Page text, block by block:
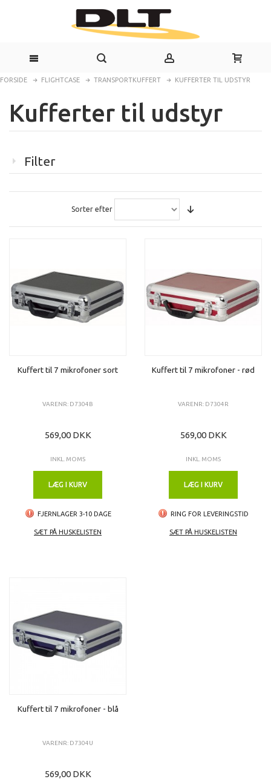
FORSIDE FLIGHTCASE TRANSPORTKUFFERT KUFFERTER TIL UDSTYR
Kufferter til udstyr
Filter
Sorter efter
Kuffert til 7 mikrofoner sort
VARENR: D7304B
569,00 DKK
INKL. MOMS
LÆG I KURV
FJERNLAGER 3-10 DAGE
SÆT PÅ HUSKELISTEN
Kuffert til 7 mikrofoner - rød
VARENR: D7304R
569,00 DKK
INKL. MOMS
LÆG I KURV
RING FOR LEVERINGSTID
SÆT PÅ HUSKELISTEN
Kuffert til 7 mikrofoner - blå
VARENR: D7304U
569,00 DKK